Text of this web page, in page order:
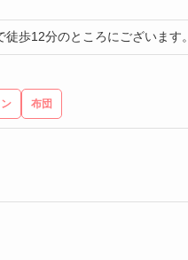
歩12分のところにございます。
布団